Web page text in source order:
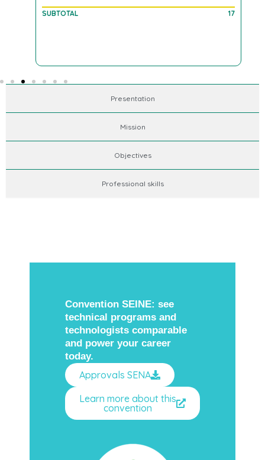
Presentation
Mission
Objectives
Professional skills
SUBTOTAL 17
Convention SEINE: see
technical programs and
technologists comparable
and power your career
today.
Approvals SENA
Learn more about this
convention